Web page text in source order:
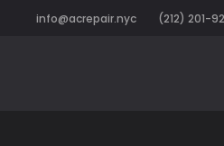
info@acrepair.nyc (212) 201-